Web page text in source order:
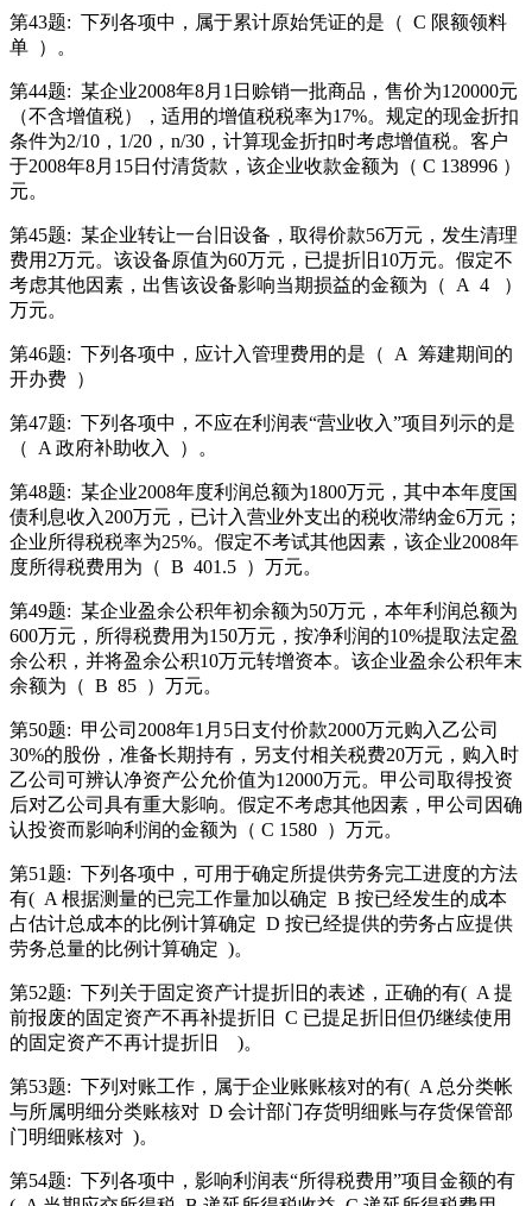
第43题: 下列各项中，属于累计原始凭证的是（ C 限额领料
单 ）。
第44题: 某企业2008年8月1日赊销一批商品，售价为120000元
（不含增值税），适用的增值税税率为17%。规定的现金折扣
条件为2/10，1/20，n/30，计算现金折扣时考虑增值税。客户
于2008年8月15日付清货款，该企业收款金额为（ C 138996 ）
元。
第45题: 某企业转让一台旧设备，取得价款56万元，发生清理
费用2万元。该设备原值为60万元，已提折旧10万元。假定不
考虑其他因素，出售该设备影响当期损益的金额为（
A 4
）
万元。
第46题: 下列各项中，应计入管理费用的是（ A 筹建期间的
开办费 ）
第47题: 下列各项中，不应在利润表“营业收入”项目列示的是
（
A 政府补助收入 ）。
第48题: 某企业2008年度利润总额为1800万元，其中本年度国
债利息收入200万元，已计入营业外支出的税收滞纳金6万元；
企业所得税税率为25%。假定不考试其他因素，该企业2008年
度所得税费用为（ B 401.5 ）万元。
第49题: 某企业盈余公积年初余额为50万元，本年利润总额为
600万元，所得税费用为150万元，按净利润的10%提取法定盈
余公积，并将盈余公积10万元转增资本。该企业盈余公积年末
余额为（ B 85 ）万元。
第50题: 甲公司2008年1月5日支付价款2000万元购入乙公司
30%的股份，准备长期持有，另支付相关税费20万元，购入时
乙公司可辨认净资产公允价值为12000万元。甲公司取得投资
后对乙公司具有重大影响。假定不考虑其他因素，甲公司因确
认投资而影响利润的金额为（ C 1580 ）万元。
第51题: 下列各项中，可用于确定所提供劳务完工进度的方法
有( A 根据测量的已完工作量加以确定 B 按已经发生的成本
占估计总成本的比例计算确定 D 按已经提供的劳务占应提供
劳务总量的比例计算确定 )。
第52题: 下列关于固定资产计提折旧的表述，正确的有( A 提
前报废的固定资产不再补提折旧
C 已提足折旧但仍继续使用
的固定资产不再计提折旧
)。
第53题: 下列对账工作，属于企业账账核对的有( A 总分类帐
与所属明细分类账核对 D 会计部门存货明细账与存货保管部
门明细账核对 )。
第54题: 下列各项中，影响利润表“所得税费用”项目金额的有